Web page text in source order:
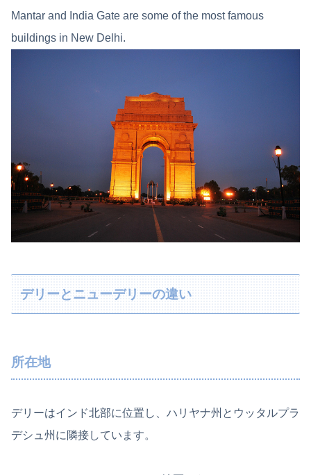
Mantar and India Gate are some of the most famous
buildings in New Delhi.
デリーとニューデリーの違い
所在地
デリーはインド北部に位置し、ハリヤナ州とウッタルプラ
デシュ州に隣接しています。